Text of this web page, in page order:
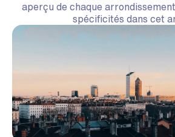
aperçu de chaque
spécificités dans cet